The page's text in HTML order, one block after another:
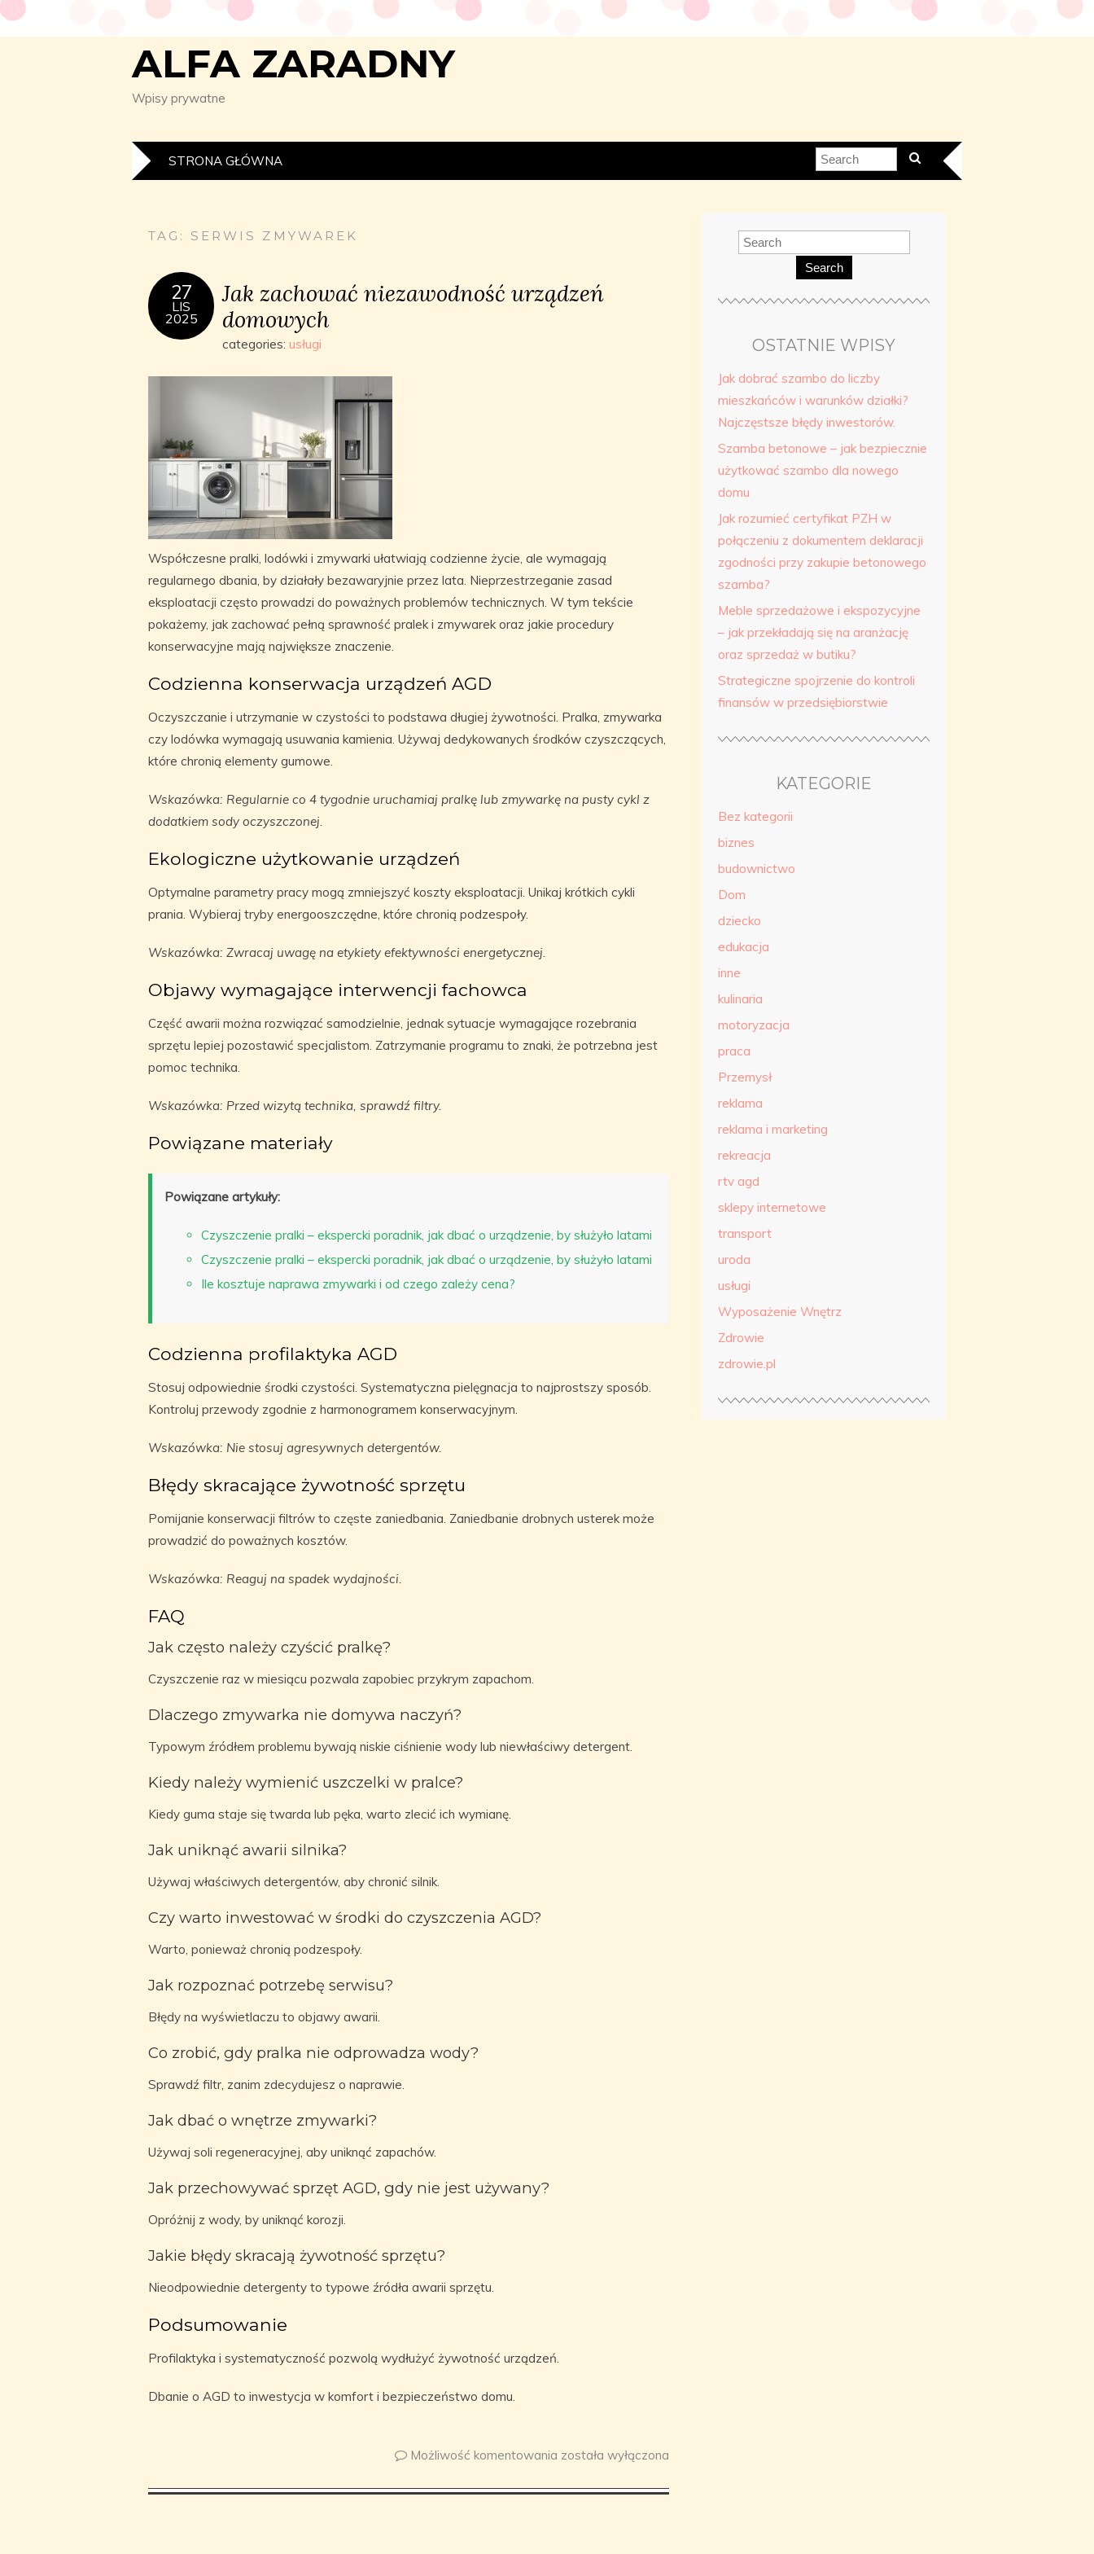
ALFA ZARADNY
Wpisy prywatne
STRONA GŁÓWNA
TAG: SERWIS ZMYWAREK
27
LIS
2025
Jak zachować niezawodność urządzeń
domowych
categories: usługi
Współczesne pralki, lodówki i zmywarki ułatwiają codzienne życie, ale wymagają
regularnego dbania, by działały bezawaryjnie przez lata. Nieprzestrzeganie zasad
eksploatacji często prowadzi do poważnych problemów technicznych. W tym tekście
pokażemy, jak zachować pełną sprawność pralek i zmywarek oraz jakie procedury
konserwacyjne mają największe znaczenie.
Codzienna konserwacja urządzeń AGD
Oczyszczanie i utrzymanie w czystości to podstawa długiej żywotności. Pralka, zmywarka
czy lodówka wymagają usuwania kamienia. Używaj dedykowanych środków czyszczących,
które chronią elementy gumowe.
Wskazówka: Regularnie co 4 tygodnie uruchamiaj pralkę lub zmywarkę na pusty cykl z
dodatkiem sody oczyszczonej.
Ekologiczne użytkowanie urządzeń
Optymalne parametry pracy mogą zmniejszyć koszty eksploatacji. Unikaj krótkich cykli
prania. Wybieraj tryby energooszczędne, które chronią podzespoły.
Wskazówka: Zwracaj uwagę na etykiety efektywności energetycznej.
Objawy wymagające interwencji fachowca
Część awarii można rozwiązać samodzielnie, jednak sytuacje wymagające rozebrania
sprzętu lepiej pozostawić specjalistom. Zatrzymanie programu to znaki, że potrzebna jest
pomoc technika.
Wskazówka: Przed wizytą technika, sprawdź filtry.
Powiązane materiały
Powiązane artykuły:
Czyszczenie pralki – ekspercki poradnik, jak dbać o urządzenie, by służyło latami
Czyszczenie pralki – ekspercki poradnik, jak dbać o urządzenie, by służyło latami
Ile kosztuje naprawa zmywarki i od czego zależy cena?
Codzienna profilaktyka AGD
Stosuj odpowiednie środki czystości. Systematyczna pielęgnacja to najprostszy sposób.
Kontroluj przewody zgodnie z harmonogramem konserwacyjnym.
Wskazówka: Nie stosuj agresywnych detergentów.
Błędy skracające żywotność sprzętu
Pomijanie konserwacji filtrów to częste zaniedbania. Zaniedbanie drobnych usterek może
prowadzić do poważnych kosztów.
Wskazówka: Reaguj na spadek wydajności.
FAQ
Jak często należy czyścić pralkę?
Czyszczenie raz w miesiącu pozwala zapobiec przykrym zapachom.
Dlaczego zmywarka nie domywa naczyń?
Typowym źródłem problemu bywają niskie ciśnienie wody lub niewłaściwy detergent.
Kiedy należy wymienić uszczelki w pralce?
Kiedy guma staje się twarda lub pęka, warto zlecić ich wymianę.
Jak uniknąć awarii silnika?
Używaj właściwych detergentów, aby chronić silnik.
Czy warto inwestować w środki do czyszczenia AGD?
Warto, ponieważ chronią podzespoły.
Jak rozpoznać potrzebę serwisu?
Błędy na wyświetlaczu to objawy awarii.
Co zrobić, gdy pralka nie odprowadza wody?
Sprawdź filtr, zanim zdecydujesz o naprawie.
Jak dbać o wnętrze zmywarki?
Używaj soli regeneracyjnej, aby uniknąć zapachów.
Jak przechowywać sprzęt AGD, gdy nie jest używany?
Opróżnij z wody, by uniknąć korozji.
Jakie błędy skracają żywotność sprzętu?
Nieodpowiednie detergenty to typowe źródła awarii sprzętu.
Podsumowanie
Profilaktyka i systematyczność pozwolą wydłużyć żywotność urządzeń.
Dbanie o AGD to inwestycja w komfort i bezpieczeństwo domu.
Możliwość komentowania została wyłączona
Search
OSTATNIE WPISY
Jak dobrać szambo do liczby
mieszkańców i warunków działki?
Najczęstsze błędy inwestorów.
Szamba betonowe – jak bezpiecznie
użytkować szambo dla nowego
domu
Jak rozumieć certyfikat PZH w
połączeniu z dokumentem deklaracji
zgodności przy zakupie betonowego
szamba?
Meble sprzedażowe i ekspozycyjne
– jak przekładają się na aranżację
oraz sprzedaż w butiku?
Strategiczne spojrzenie do kontroli
finansów w przedsiębiorstwie
KATEGORIE
Bez kategorii
biznes
budownictwo
Dom
dziecko
edukacja
inne
kulinaria
motoryzacja
praca
Przemysł
reklama
reklama i marketing
rekreacja
rtv agd
sklepy internetowe
transport
uroda
usługi
Wyposażenie Wnętrz
Zdrowie
zdrowie.pl